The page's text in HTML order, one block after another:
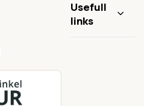
Usefull
links